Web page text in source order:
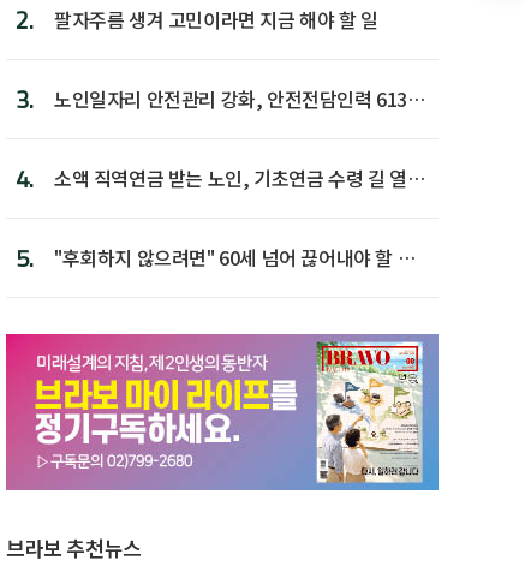
2. 팔자주름 생겨 고민이라면 지금 해야 할 일
3.
노인일자리 안전관리 강화, 안전전담인력 613명
4.
소액 직역연금 받는 노인, 기초연금 수령 길 열린
5.
"후회하지 않으려면" 60세 넘어 끊어내야 할 사
브라보 추천뉴스